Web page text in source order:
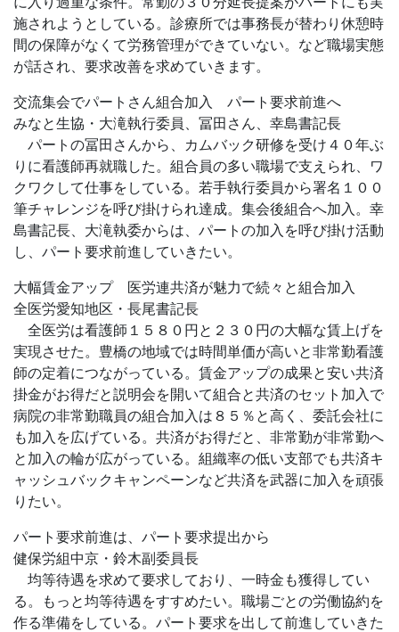
施されようとしている。診療所では事務長が替わり休憩時
間の保障がなくて労務管理ができていない。など職場実態
が話され、要求改善を求めていきます。
交流集会でパートさん組合加入 パート要求前進へ
みなと生協・大滝執行委員、冨田さん、幸島書記長
パートの冨田さんから、カムバック研修を受け４０年ぶ
りに看護師再就職した。組合員の多い職場で支えられ、ワ
クワクして仕事をしている。若手執行委員から署名１００
筆チャレンジを呼び掛けられ達成。集会後組合へ加入。幸
島書記長、大滝執委からは、パートの加入を呼び掛け活動
し、パート要求前進していきたい。
大幅賃金アップ 医労連共済が魅力で続々と組合加入
全医労愛知地区・長尾書記長
全医労は看護師１５８０円と２３０円の大幅な賃上げを
実現させた。豊橋の地域では時間単価が高いと非常勤看護
師の定着につながっている。賃金アップの成果と安い共済
掛金がお得だと説明会を開いて組合と共済のセット加入で
病院の非常勤職員の組合加入は８５％と高く、委託会社に
も加入を広げている。共済がお得だと、非常勤が非常勤へ
と加入の輪が広がっている。組織率の低い支部でも共済キ
ャッシュバックキャンペーンなど共済を武器に加入を頑張
りたい。
パート要求前進は、パート要求提出から
健保労組中京・鈴木副委員長
均等待遇を求めて要求しており、一時金も獲得してい
る。もっと均等待遇をすすめたい。職場ごとの労働協約を
作る準備をしている。パート要求を出して前進していきた